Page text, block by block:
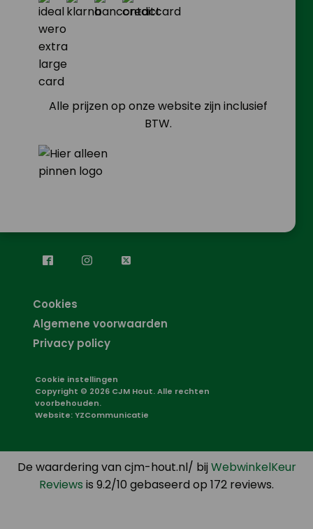
Alle prijzen op onze website zijn inclusief
BTW.
Cookie instellingen
Copyright © 2026 CJM Hout. Alle rechten
voorbehouden.
Website:YZCommunicatie
Cookies
Algemene voorwaarden
Privacy policy
De waardering van cjm-hout.nl/ bij WebwinkelKeur
Reviews is 9.2/10 gebaseerd op 172 reviews.